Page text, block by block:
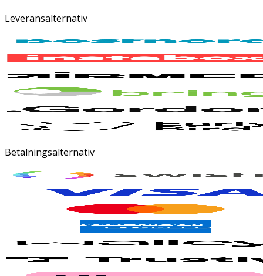
Leveransalternativ
Betalningsalternativ